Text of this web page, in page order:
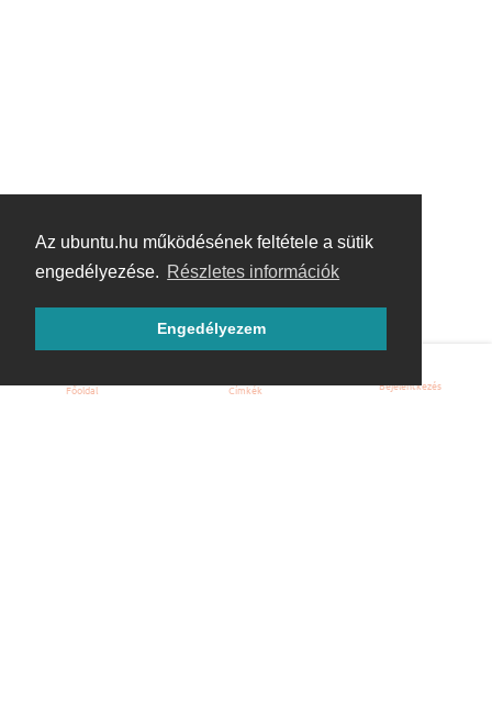
Az ubuntu.hu működésének feltétele a sütik
engedélyezése. Részletes információk
Engedélyezem
Főoldal Címkék Bejelentkezés